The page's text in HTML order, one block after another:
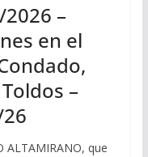
–
en el
–
ALTAMIRANO, que